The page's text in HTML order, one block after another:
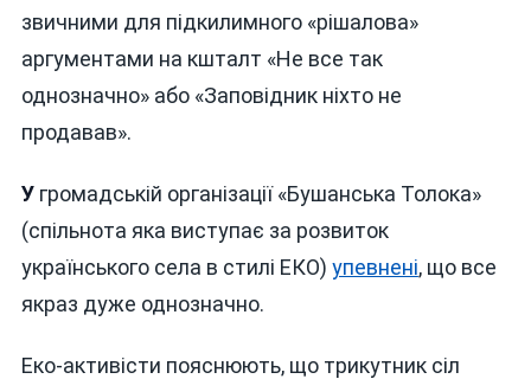
звичними для підкилимного «рішалова»
аргументами на кшталт «Не все так
однозначно» або «Заповідник ніхто не
продавав».
У громадській організації «Бушанська Толока»
(спільнота яка виступає за розвиток
українського села в стилі ЕКО) упевнені, що все
якраз дуже однозначно.
Еко-активісти пояснюють, що трикутник сіл